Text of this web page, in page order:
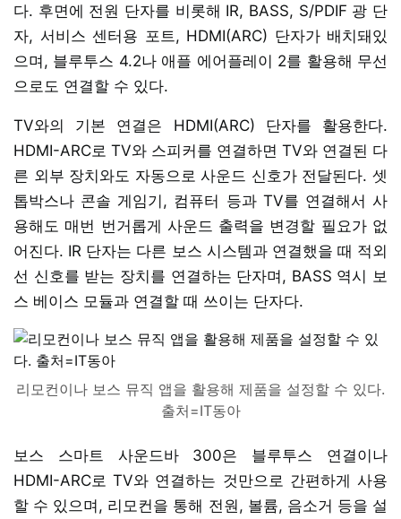
다. 후면에 전원 단자를 비롯해 IR, BASS, S/PDIF 광 단
자, 서비스 센터용 포트, HDMI(ARC) 단자가 배치돼있
으며, 블루투스 4.2나 애플 에어플레이 2를 활용해 무선
으로도 연결할 수 있다.
TV와의 기본 연결은 HDMI(ARC) 단자를 활용한다.
HDMI-ARC로 TV와 스피커를 연결하면 TV와 연결된 다
른 외부 장치와도 자동으로 사운드 신호가 전달된다. 셋
톱박스나 콘솔 게임기, 컴퓨터 등과 TV를 연결해서 사
용해도 매번 번거롭게 사운드 출력을 변경할 필요가 없
어진다. IR 단자는 다른 보스 시스템과 연결했을 때 적외
선 신호를 받는 장치를 연결하는 단자며, BASS 역시 보
스 베이스 모듈과 연결할 때 쓰이는 단자다.
리모컨이나 보스 뮤직 앱을 활용해 제품을 설정할 수 있다.
출처=IT동아
보스 스마트 사운드바 300은 블루투스 연결이나
HDMI-ARC로 TV와 연결하는 것만으로 간편하게 사용
할 수 있으며, 리모컨을 통해 전원, 볼륨, 음소거 등을 설